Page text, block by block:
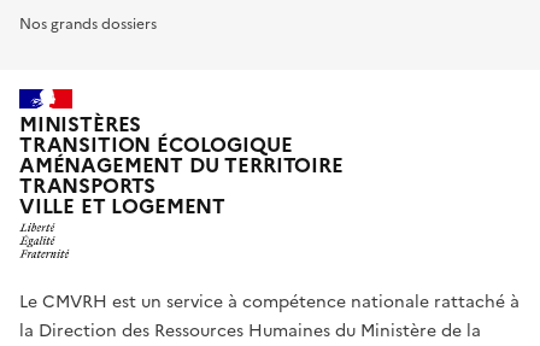
Nos grands dossiers
MINISTÈRES
TRANSITION ÉCOLOGIQUE
AMÉNAGEMENT DU TERRITOIRE
TRANSPORTS
VILLE ET LOGEMENT
Le CMVRH est un service à compétence nationale rattaché à
la Direction des Ressources Humaines du Ministère de la